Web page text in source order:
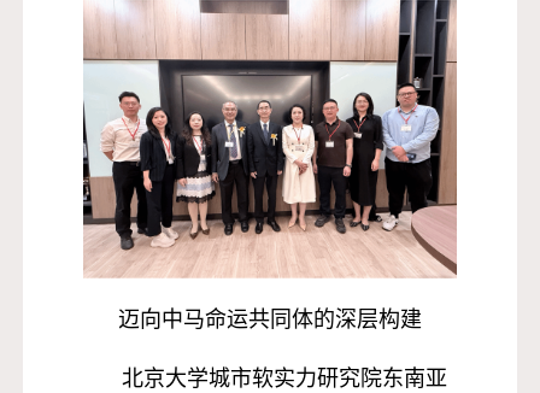
迈向中马命运共同体的深层构建
北京大学城市软实力研究院东南亚